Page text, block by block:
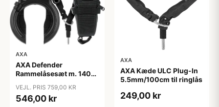
AXA
AXA Defender
Rammelåsesæt m. 140
VEJL. PRIS 759,00 KR
546,00 kr
AXA
AXA Kæde ULC Plug-In
5.5mm/100cm til ringlås
249,00 kr